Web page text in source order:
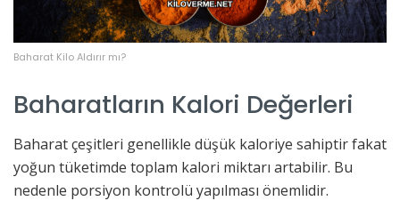
Baharat Kilo Aldırır mı?
Baharatların Kalori Değerleri
Baharat çeşitleri genellikle düşük kaloriye sahiptir fakat
yoğun tüketimde toplam kalori miktarı artabilir. Bu
nedenle porsiyon kontrolü yapılması önemlidir.